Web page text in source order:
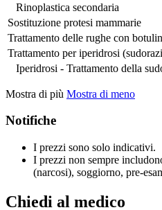
Rinoplastica secondaria
Sostituzione protesi mammarie
Trattamento delle rughe con
Trattamento per iperidrosi
Iperidrosi - Trattamento della
Mostra di più Mostra di meno
Notifiche
I prezzi sono solo indicativi.
I prezzi non sempre
(narcosi), soggiorno, pre-
Chiedi al medico